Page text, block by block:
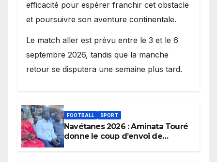
efficacité pour espérer franchir cet obstacle
et poursuivre son aventure continentale.
Le match aller est prévu entre le 3 et le 6
septembre 2026, tandis que la manche
retour se disputera une semaine plus tard.
FOOTBALL SPORT
Navétanes 2026 : Aminata Touré
donne le coup d’envoi de